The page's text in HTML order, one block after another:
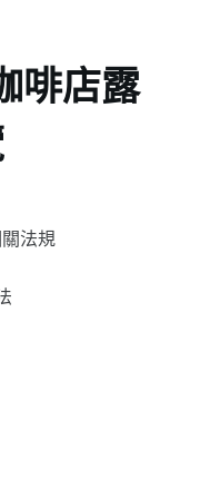
啡店露
法規